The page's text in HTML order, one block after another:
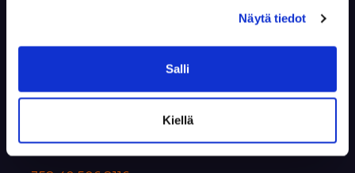
Näytä tiedot
Salli
Kiellä
Sales & Accounts